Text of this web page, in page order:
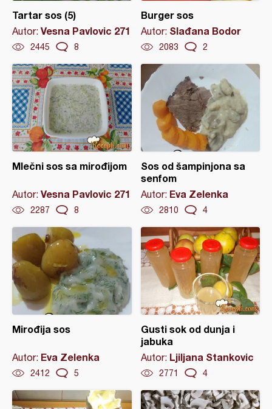
Tartar sos (5)
Autor: Vesna Pavlovic 271
2445 8
Burger sos
Autor: Slađana Bodor
2083 2
Mlečni sos sa mirođijom
Autor: Vesna Pavlovic 271
2287 8
Sos od šampinjona sa
senfom
Autor: Eva Zelenka
2810 4
Mirođija sos
Autor: Eva Zelenka
2412 5
Gusti sok od dunja i
jabuka
Autor: Ljiljana Stankovic
2771 4